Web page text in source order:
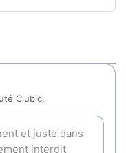
Clubic.